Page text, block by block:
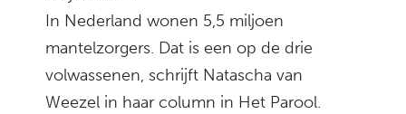
In Nederland wonen 5,5 miljoen
mantelzorgers. Dat is een op de drie
volwassenen, schrijft Natascha van
Weezel in haar column in Het Parool.